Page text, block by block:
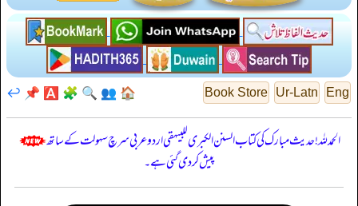
Eng
Ur-Latn
Book Store
🏠
👥
🔍
🧩
🅰️
📌
↩️
الحمدللہ! حدیث مبارک کی کتاب السنن الكبرى للبيهقي اردو عربی سرچ سہولت کے ساتھ
پیش کر دی گئی ہے۔